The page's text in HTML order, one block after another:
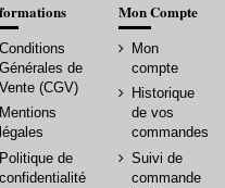
Conditions
Générales de
Vente (CGV)
Mentions
légales
Politique de
confidentialité
Mon Compte
Mon
compte
Historique
de vos
commandes
Suivi de
commande